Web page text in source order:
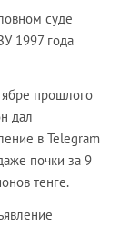
суде
1997 года
прошлого
дал
в Telegram
почки за 9
тенге.